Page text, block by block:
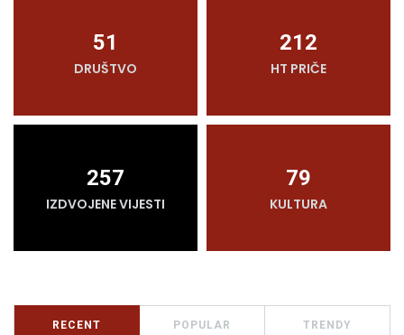
51
DRUŠTVO
212
HT PRIČE
257
IZDVOJENE VIJESTI
79
KULTURA
RECENT POPULAR TRENDY